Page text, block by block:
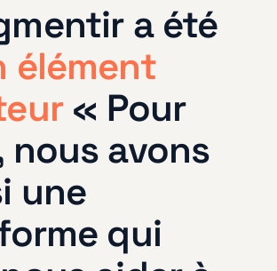
a été
élément
« Pour
nous avons
une
qui